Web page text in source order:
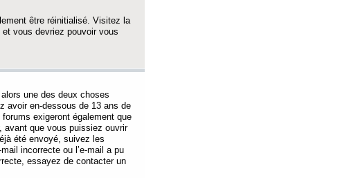
être réinitialisé. Visitez la
vous devriez pouvoir vous
une des deux choses
avoir en-dessous de 13 ans de
exigeront également que
avant que vous puissiez ouvrir
été envoyé, suivez les
incorrecte ou l’e-mail a pu
essayez de contacter un